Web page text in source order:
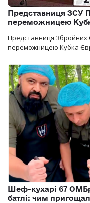
Представниця ЗСУ
переможницею
Представниця Збройних
переможницею Кубка
Шеф-кухарі 67
батлі: чим